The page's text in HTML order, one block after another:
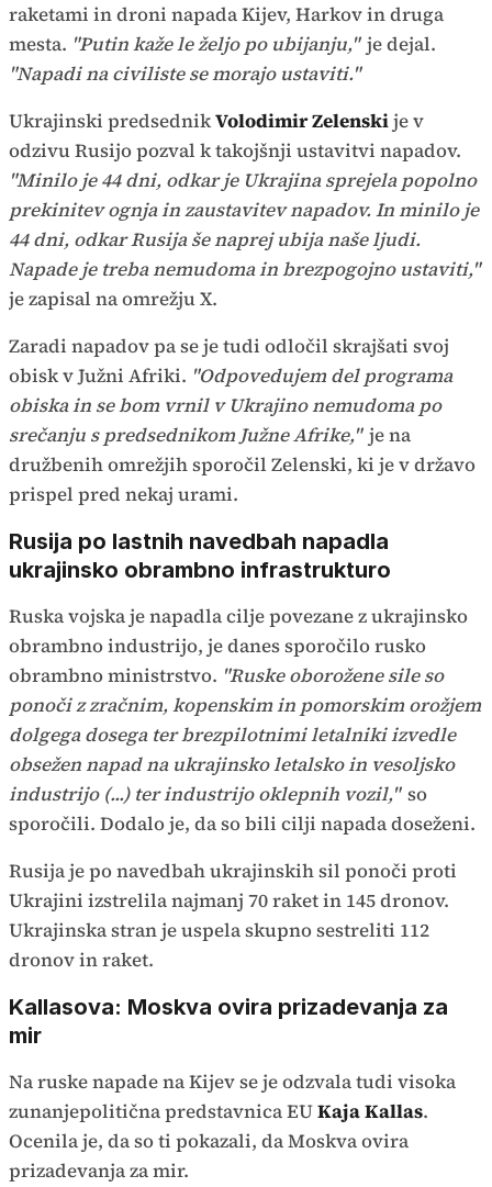
raketami in droni napada Kijev, Harkov in druga
mesta. "Putin kaže le željo po ubijanju," je dejal.
"Napadi na civiliste se morajo ustaviti."
Ukrajinski predsednikVolodimir Zelenskije v
odzivu Rusijo pozval k takojšnji ustavitvi napadov.
"Minilo je 44 dni, odkar je Ukrajina sprejela popolno
prekinitev ognja in zaustavitev napadov. In minilo je
44 dni, odkar Rusija še naprej ubija naše ljudi.
Napade je treba nemudoma in brezpogojno ustaviti,"
je zapisal na omrežju X.
Zaradi napadov pa se je tudi odločil skrajšati svoj
obisk v Južni Afriki. "Odpovedujem del programa
obiska in se bom vrnil v Ukrajino nemudoma po
srečanju s predsednikom Južne Afrike," je na
družbenih omrežjih sporočil Zelenski, ki je v državo
prispel pred nekaj urami.
Rusija po lastnih navedbah napadla
ukrajinsko obrambno infrastrukturo
Ruska vojska je napadla cilje povezane z ukrajinsko
obrambno industrijo, je danes sporočilo rusko
obrambno ministrstvo. "Ruske oborožene sile so
ponoči z zračnim, kopenskim in pomorskim orožjem
dolgega dosega ter brezpilotnimi letalniki izvedle
obsežen napad na ukrajinsko letalsko in vesoljsko
industrijo (...) ter industrijo oklepnih vozil," so
sporočili. Dodalo je, da so bili cilji napada doseženi.
Rusija je po navedbah ukrajinskih sil ponoči proti
Ukrajini izstrelila najmanj 70 raket in 145 dronov.
Ukrajinska stran je uspela skupno sestreliti 112
dronov in raket.
Kallasova: Moskva ovira prizadevanja za
mir
Na ruske napade na Kijev se je odzvala tudi visoka
zunanjepolitična predstavnica EUKaja Kallas.
Ocenila je, da so ti pokazali, da Moskva ovira
prizadevanja za mir.